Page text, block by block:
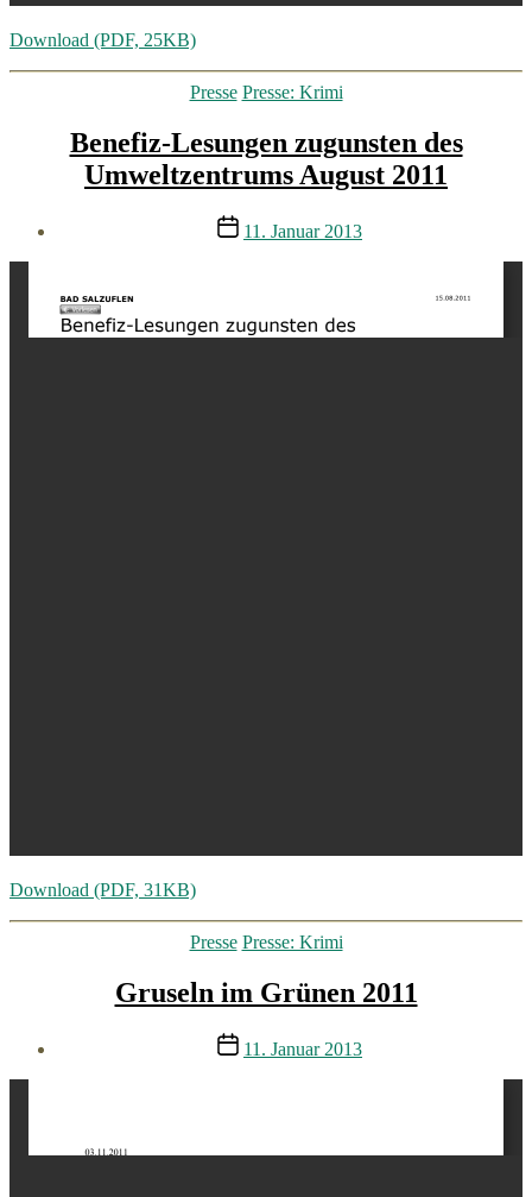
Download (PDF, 25KB)
Kategorien
Presse Presse: Krimi
Benefiz-Lesungen zugunsten des
Umweltzentrums August 2011
Veröffentlichungsdatum
11. Januar 2013
Download (PDF, 31KB)
Kategorien
Presse Presse: Krimi
Gruseln im Grünen 2011
Veröffentlichungsdatum
11. Januar 2013